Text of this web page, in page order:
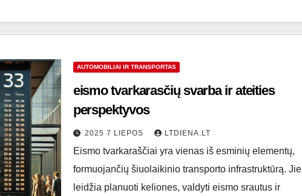
AUTOMOBILIAI IR TRANSPORTAS
eismo tvarkarasčių svarba ir ateities
perspektyvos
2025 7 LIEPOS LTDIENA.LT
Eismo tvarkaraščiai yra vienas iš esminių elementų,
formuojančių šiuolaikinio transporto infrastruktūrą. Jie
leidžia planuoti keliones, valdyti eismo srautus ir